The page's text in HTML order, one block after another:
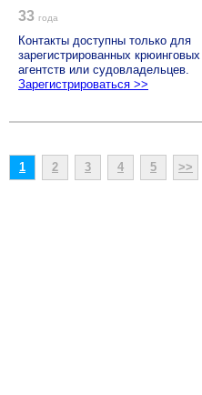
33 года
Контакты доступны только для
зарегистрированных крюинговых
агентств или судовладельцев.
Зарегистрироваться >>
1 2 3 4 5 >>